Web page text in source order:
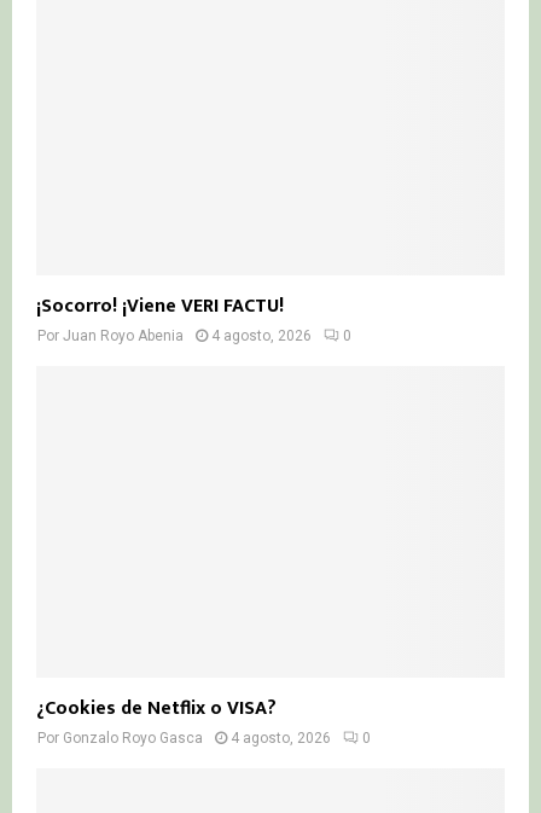
¡Socorro! ¡Viene VERI FACTU!
Por Juan Royo Abenia 4 agosto, 2026 0
¿Cookies de Netflix o VISA?
Por Gonzalo Royo Gasca 4 agosto, 2026 0